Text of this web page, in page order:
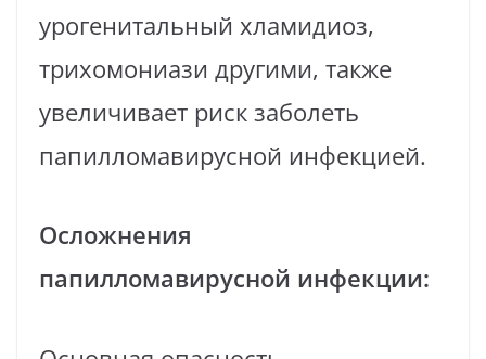
урогенитальный хламидиоз,
трихомониази другими, также
увеличивает риск заболеть
папилломавирусной инфекцией.
Осложнения
папилломавирусной инфекции: